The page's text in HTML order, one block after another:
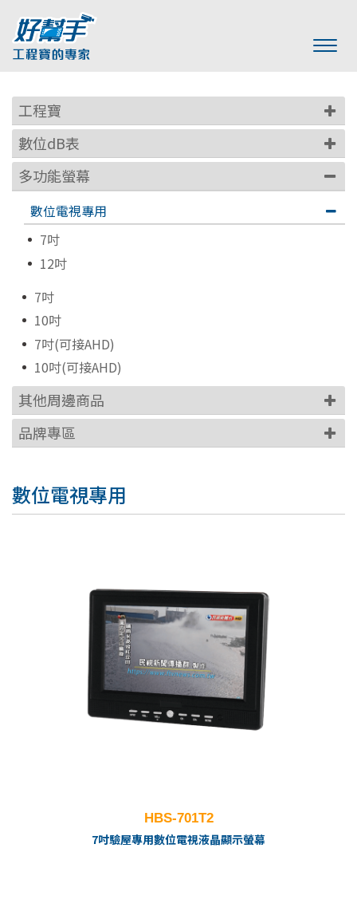
工程寶
數位dB表
多功能螢幕
數位電視專用
7吋
12吋
7吋
10吋
7吋(可接AHD)
10吋(可接AHD)
其他周邊商品
品牌專區
數位電視專用
HBS-701T2
7吋驗屋專用數位電視液晶顯示螢幕